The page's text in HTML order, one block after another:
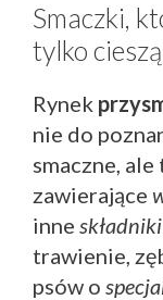
Smaczki,
tylko cieszą
Rynek
nie do
smaczne,
zawierające
inne
trawienie,
psów o